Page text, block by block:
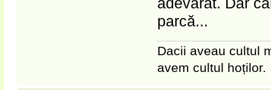
parcă...
Dacii aveau cultul
avem cultul hoților.